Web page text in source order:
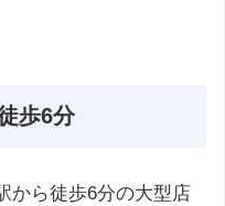
歩6分
から徒歩6分の大型店